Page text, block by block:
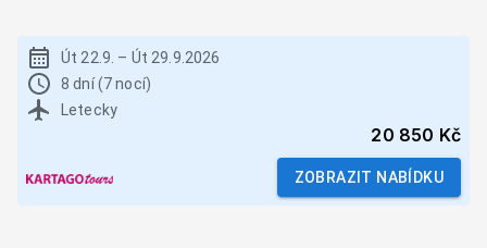
Út 22.9. – Út 29.9.2026
8 dní (7 nocí)
Letecky
20 850 Kč
ZOBRAZIT NABÍDKU